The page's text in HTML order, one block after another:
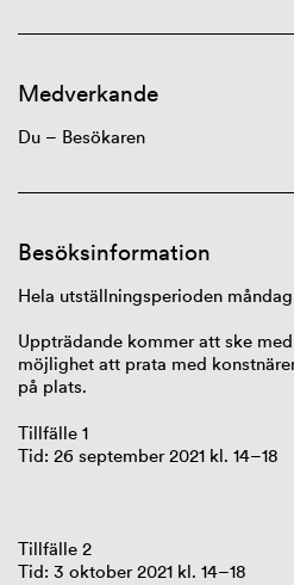
Medverkande
Du – Besökaren
Besöksinformation
Hela utställningsperioden
Uppträdande kommer att ske
möjlighet att prata med
på plats.
Tillfälle 1
Tid: 26 september 2021 kl. 14–18
Tillfälle 2
Tid: 3 oktober 2021 kl. 14–18